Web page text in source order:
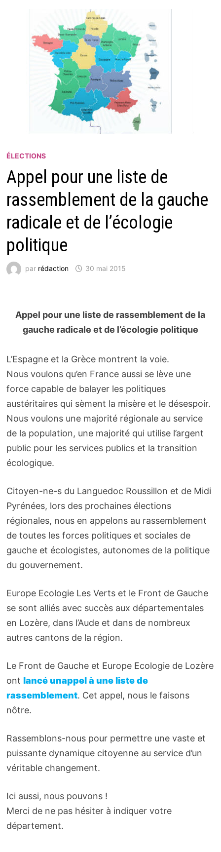
ÉLECTIONS
Appel pour une liste de
rassemblement de la gauche
radicale et de l’écologie
politique
par rédaction 30 mai 2015
Appel pour une liste de rassemblement de la
gauche radicale et de l’écologie politique
L’Espagne et la Grèce montrent la voie.
Nous voulons qu’en France aussi se lève une
force capable de balayer les politiques
austéritaires qui sèment la misère et le désespoir.
Nous voulons une majorité régionale au service
de la population, une majorité qui utilise l’argent
public pour les services publics et la transition
écologique.
Citoyen-ne-s du Languedoc Roussillon et de Midi
Pyrénées, lors des prochaines élections
régionales, nous en appelons au rassemblement
de toutes les forces politiques et sociales de
gauche et écologistes, autonomes de la politique
du gouvernement.
Europe Ecologie Les Verts et le Front de Gauche
se sont alliés avec succès aux départementales
en Lozère, dans l’Aude et dans de nombreux
autres cantons de la région.
Le Front de Gauche et Europe Ecologie de Lozère
ont lancé unappel à une liste de
rassemblement. Cet appel, nous le faisons
nôtre.
Rassemblons-nous pour permettre une vaste et
puissante dynamique citoyenne au service d’un
véritable changement.
Ici aussi, nous pouvons !
Merci de ne pas hésiter à indiquer votre
département.